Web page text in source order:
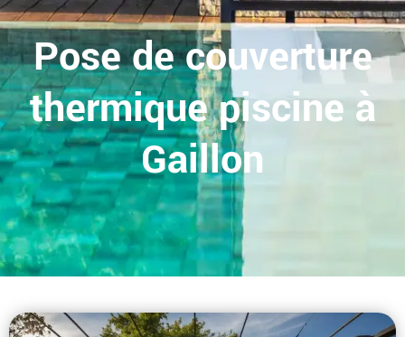
Pose de couverture
thermique piscine à
Gaillon